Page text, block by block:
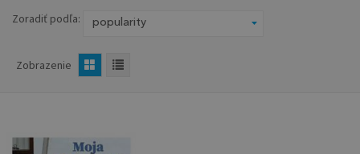
Zoradiť podľa:
Zobrazenie